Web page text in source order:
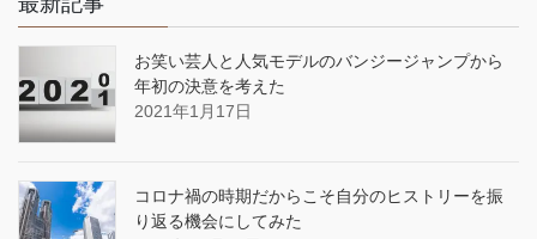
お笑い芸人と人気モデルのバンジージャンプから
年初の決意を考えた
2021年1月17日
コロナ禍の時期だからこそ自分のヒストリーを振
り返る機会にしてみた